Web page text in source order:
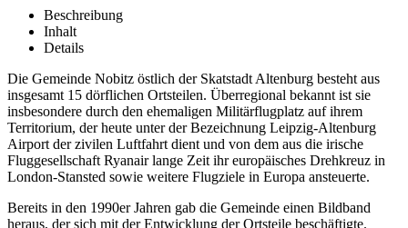
Beschreibung
Inhalt
Details
Die Gemeinde Nobitz östlich der Skatstadt Altenburg besteht aus
insgesamt 15 dörflichen Ortsteilen. Überregional bekannt ist sie
insbesondere durch den ehemaligen Militärflugplatz auf ihrem
Territorium, der heute unter der Bezeichnung Leipzig-Altenburg
Airport der zivilen Luftfahrt dient und von dem aus die irische
Fluggesellschaft Ryanair lange Zeit ihr europäisches Drehkreuz in
London-Stansted sowie weitere Flugziele in Europa ansteuerte.
Bereits in den 1990er Jahren gab die Gemeinde einen Bildband
heraus, der sich mit der Entwicklung der Ortsteile beschäftigte.